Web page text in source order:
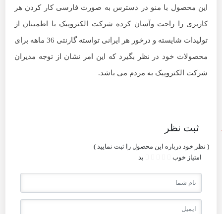
این محصول با منو در دسترس به صورت فارسی کار کردن هر
کاربری را راحت وآسان کرده شرکت الکتروپیک با اطمینان از
تولیدات شایسته و درخور هر ایرانی تواسته گارنتی 36 ماهه برای
محصولات خود در نظر بگیرد که این امر نشان از توجه مدیران
شرکت الکتروپیک به مردم می باشد.
ثبت نظر
( نظر خود درباره این محصول را ثبت نمایید )
امتیاز خوب بد